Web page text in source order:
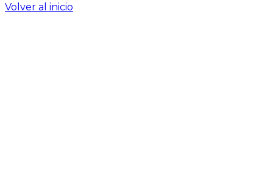
Volver al inicio